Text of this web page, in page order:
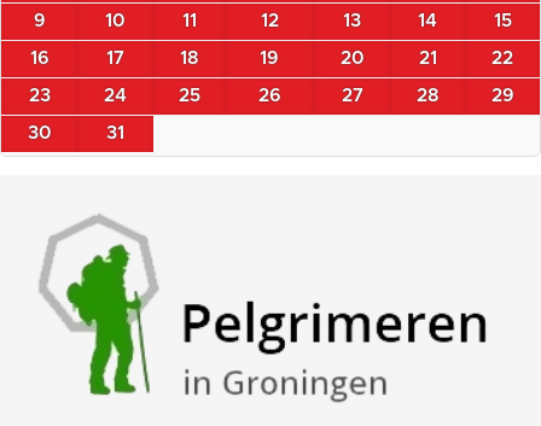
9 10 11 12 13 14 15
16 17 18 19 20 21 22
23 24 25 26 27 28 29
30 31